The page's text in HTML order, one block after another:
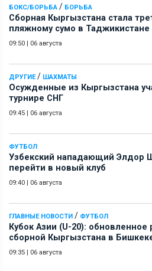
БОКС/БОРЬБА / БОРЬБА
Сборная Кыргызстана стала
пляжному сумо в Таджикистане
09:50 | 06 августа
ДРУГИЕ/ ШАХМАТЫ
Осужденные из Кыргызстана
турнире СНГ
09:45 | 06 августа
ФУТБОЛ
Узбекский нападающий Элдор
перейти в новый клуб
09:40 | 06 августа
ГЛАВНЫЕ НОВОСТИ / ФУТБОЛ
Кубок Азии (U-20): обновленное
сборной Кыргызстана в
09:35 | 06 августа